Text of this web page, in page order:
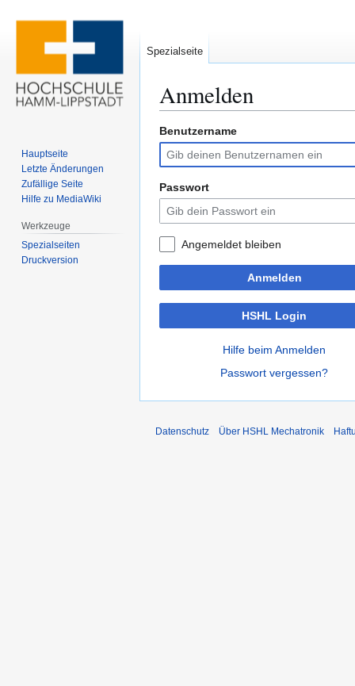
Anmelden
Zur
Navigation
springen
Zur
Suche
springen
Benutzername
Passwort
Angemeldet bleiben
Anmelden
HSHL Login
Hilfe beim Anmelden
Passwort vergessen?
Spezialseite
Hauptseite
Letzte Änderungen
Zufällige Seite
Hilfe zu MediaWiki
Werkzeuge
Spezialseiten
Druckversion
Datenschutz Über HSHL Mechatronik